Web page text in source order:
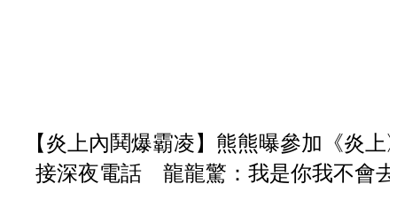
【炎上內鬨爆霸凌】熊熊曝參加《炎上
接深夜電話 龍龍驚：我是你我不會去